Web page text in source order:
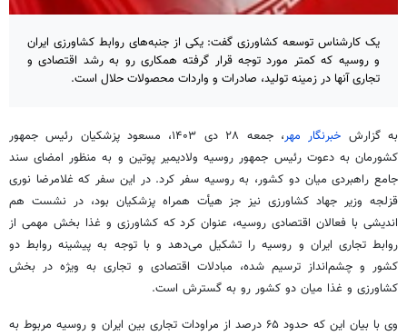
یک کارشناس توسعه کشاورزی گفت: یکی از جنبه‌های روابط کشاورزی ایران
و روسیه که کمتر مورد توجه قرار گرفته همکاری رو به رشد اقتصادی و
تجاری آنها در زمینه تولید، صادرات و واردات محصولات حلال است.
به گزارش خبرنگار مهر
، جمعه ۲۸ دی ۱۴۰۳، مسعود پزشکیان رئیس جمهور
کشورمان به دعوت رئیس جمهور روسیه ولادیمیر پوتین و به منظور امضای سند
جامع راهبردی میان دو کشور، به روسیه سفر کرد. در این سفر که غلامرضا نوری
قزلجه وزیر جهاد کشاورزی نیز جز هیأت همراه پزشکیان بود، در نشست هم
اندیشی با فعالان اقتصادی روسیه، عنوان کرد که کشاورزی و غذا بخش مهمی از
روابط تجاری ایران و روسیه را تشکیل می‌دهد و با توجه به پیشینه روابط دو
کشور و چشم‌انداز ترسیم شده، مبادلات اقتصادی و تجاری به ویژه در بخش
کشاورزی و غذا میان دو کشور رو به گسترش است.
وی با بیان این که حدود ۶۵ درصد از مراودات تجاری بین ایران و روسیه مربوط به